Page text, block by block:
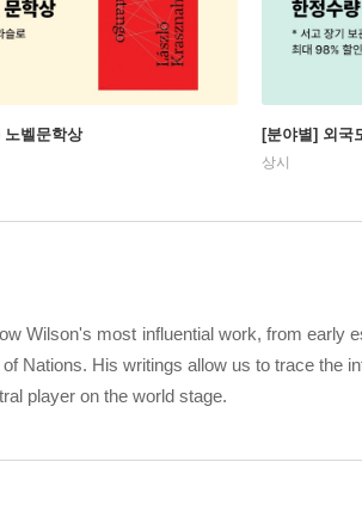
노벨문학상 [분야별] 외국
상시
Wilson's most influential work, from early
Nations. His writings allow us to trace the
player on the world stage.